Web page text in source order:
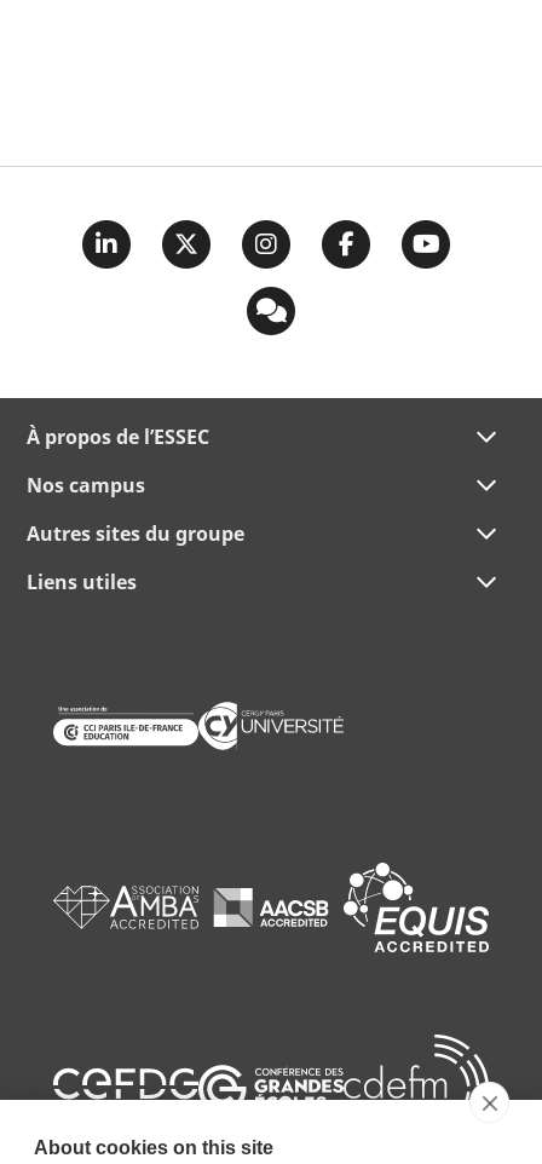
À propos de l’ESSEC
Nos campus
Autres sites du groupe
Liens utiles
About cookies on this site